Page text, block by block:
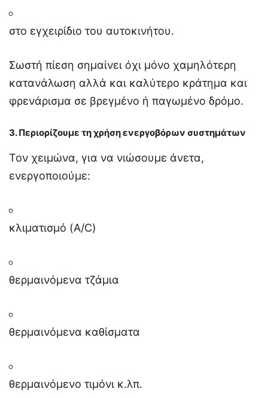
στο εγχειρίδιο του αυτοκινήτου.
Σωστή πίεση σημαίνει όχι μόνο χαμηλότερη
κατανάλωση αλλά και καλύτερο κράτημα και
φρενάρισμα σε βρεγμένο ή παγωμένο δρόμο.
3. Περιορίζουμε τη χρήση ενεργοβόρων συστημάτων
Τον χειμώνα, για να νιώσουμε άνετα,
ενεργοποιούμε:
κλιματισμό (A/C)
θερμαινόμενα τζάμια
θερμαινόμενα καθίσματα
θερμαινόμενο τιμόνι κ.λπ.